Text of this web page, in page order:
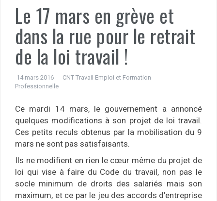
Le 17 mars en grève et
dans la rue pour le retrait
de la loi travail !
14 mars 2016
CNT Travail Emploi et Formation
Professionnelle
Ce mardi 14 mars, le gouvernement a annoncé
quelques modifications à son projet de loi travail.
Ces petits reculs obtenus par la mobilisation du 9
mars ne sont pas satisfaisants.
Ils ne modifient en rien le cœur même du projet de
loi qui vise à faire du Code du travail, non pas le
socle minimum de droits des salariés mais son
maximum, et ce par le jeu des accords d’entreprise